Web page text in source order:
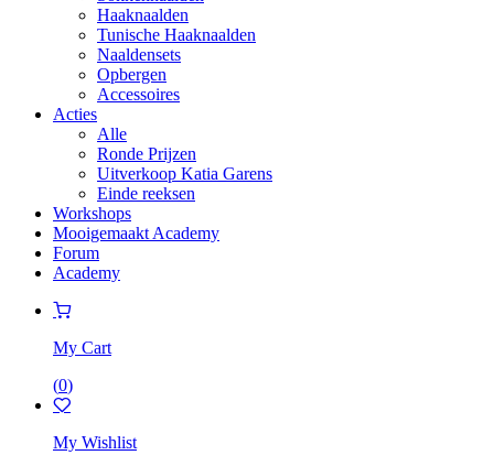
Haaknaalden
Tunische Haaknaalden
Naaldensets
Opbergen
Accessoires
Acties
Alle
Ronde Prijzen
Uitverkoop Katia Garens
Einde reeksen
Workshops
Mooigemaakt Academy
Forum
Academy
My Cart
(0)
My Wishlist